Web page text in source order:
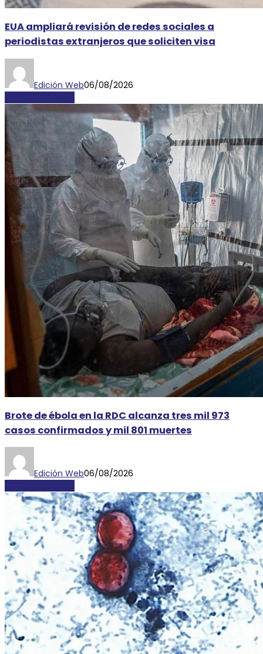
EUA ampliará revisión de redes sociales a
periodistas extranjeros que soliciten visa
Edición Web06/08/2026
Brote de ébola en la RDC alcanza tres mil 973
casos confirmados y mil 801 muertes
Edición Web06/08/2026